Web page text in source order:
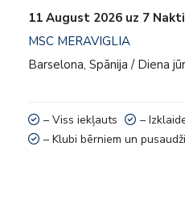
11 August 2026 uz 7
MSC MERAVIGLIA
Barselona, Spānija / Diena
– Viss iekļauts –
– Klubi bērniem un